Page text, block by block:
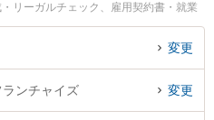
リーガルチェック、雇用契約書・就業
索もでき便利です。特に半田みなと法
法律事務所の榊原 顕太郎弁護士、半田
談したい』『FC・フランチャイズ契約
士を検索したい』『初回相談無料でF
変更
ンチャイズ 変更